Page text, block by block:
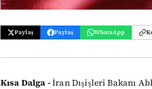
Paylaş Paylaş WhatsApp
Kısa Dalga -İran Dışişleri Bakanı